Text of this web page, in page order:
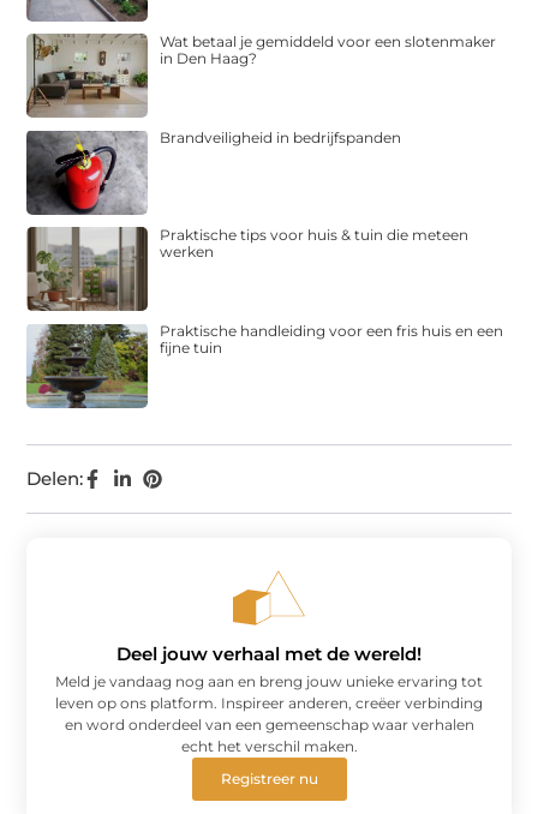
Delen:
Wat betaal je gemiddeld voor een slotenmaker
in Den Haag?
Brandveiligheid in bedrijfspanden
Praktische tips voor huis & tuin die meteen
werken
Praktische handleiding voor een fris huis en een
fijne tuin
Deel jouw verhaal met de wereld!
Meld je vandaag nog aan en breng jouw unieke ervaring tot
leven op ons platform. Inspireer anderen, creëer verbinding
en word onderdeel van een gemeenschap waar verhalen
echt het verschil maken.
Registreer nu